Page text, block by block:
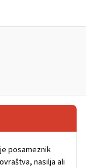
posameznik
nasilja ali